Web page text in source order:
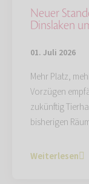
Neuer
Dinslaken
01. Juli 2026
Mehr Platz,
Vorzügen
zukünftig
bisherigen
Weiterlesen